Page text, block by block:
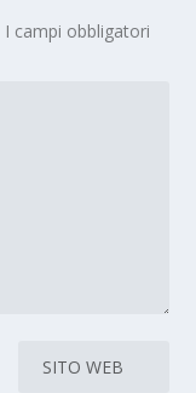
I campi obbligatori